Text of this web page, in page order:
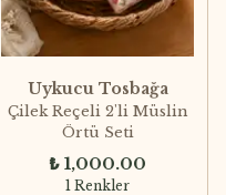
Uykucu Tosbağa
Çilek Reçeli 2'li Müslin
Örtü Seti
₺ 1,000.00
1 Renkler